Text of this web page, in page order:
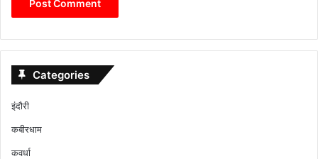
Categories
इंदौरी
कबीरधाम
कवर्धा